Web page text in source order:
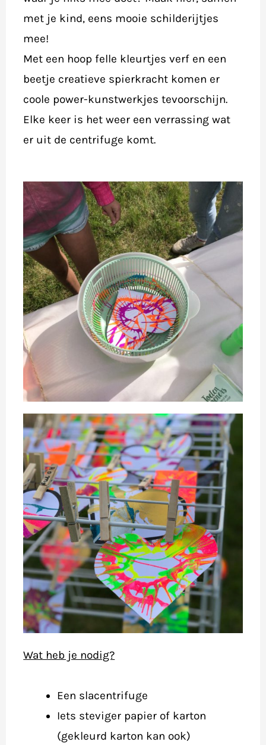
met je kind, eens mooie schilderijtjes
mee!
Met een hoop felle kleurtjes verf en een
beetje creatieve spierkracht komen er
coole power-kunstwerkjes tevoorschijn.
Elke keer is het weer een verrassing wat
er uit de centrifuge komt.
Wat heb je nodig?
Een slacentrifuge
Iets steviger papier of karton
(gekleurd karton kan ook)